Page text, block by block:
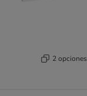
2 opciones